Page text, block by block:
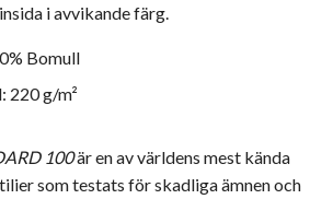
i avvikande färg.
Bomull
220 g/m²
100är en av världens mest kända
som testats för skadliga ämnen och